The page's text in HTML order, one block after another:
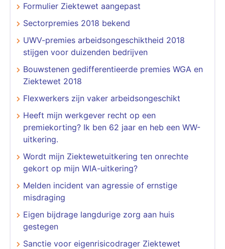
Formulier Ziektewet aangepast
Sectorpremies 2018 bekend
UWV-premies arbeidsongeschiktheid 2018
stijgen voor duizenden bedrijven
Bouwstenen gedifferentieerde premies WGA en
Ziektewet 2018
Flexwerkers zijn vaker arbeidsongeschikt
Heeft mijn werkgever recht op een
premiekorting? Ik ben 62 jaar en heb een WW-
uitkering.
Wordt mijn Ziektewetuitkering ten onrechte
gekort op mijn WIA-uitkering?
Melden incident van agressie of ernstige
misdraging
Eigen bijdrage langdurige zorg aan huis
gestegen
Sanctie voor eigenrisicodrager Ziektewet